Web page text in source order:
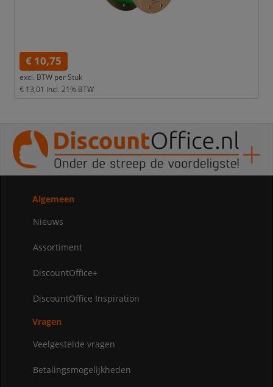
€ 10,75
excl. BTW per Stuk
€ 13,01 incl. 21% BTW
Algemeen
Nieuws
Assortiment
DiscountOffice+
DiscountOffice Inspiration
Vragen
Veelgestelde vragen
Betalingsmogelijkheden